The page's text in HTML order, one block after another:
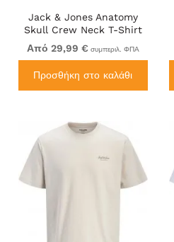
Jack & Jones Anatomy
Skull Crew Neck T-Shirt
Black
Από 29,99 € συμπεριλ. ΦΠΑ
Προσθήκη στο καλάθι